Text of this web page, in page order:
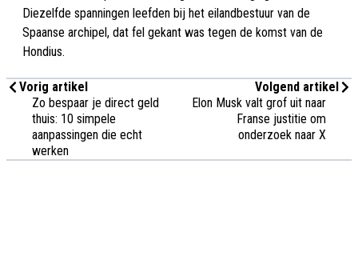
Diezelfde spanningen leefden bij het eilandbestuur van de
Spaanse archipel, dat fel gekant was tegen de komst van de
Hondius.
Vorig artikel
Zo bespaar je direct geld
thuis: 10 simpele
aanpassingen die echt
werken
Volgend artikel
Elon Musk valt grof uit naar
Franse justitie om
onderzoek naar X